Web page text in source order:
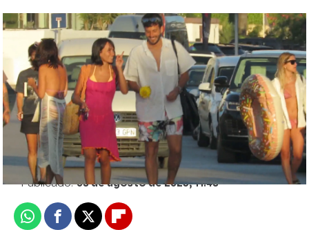
¡Dos temazos! El duelo en redes de Aitana
y Sebastián Yatra por la canción del
verano
Beni López
Publicado:08 de agosto de 2023, 11:48
WhatsappFacebook
X Flipboard